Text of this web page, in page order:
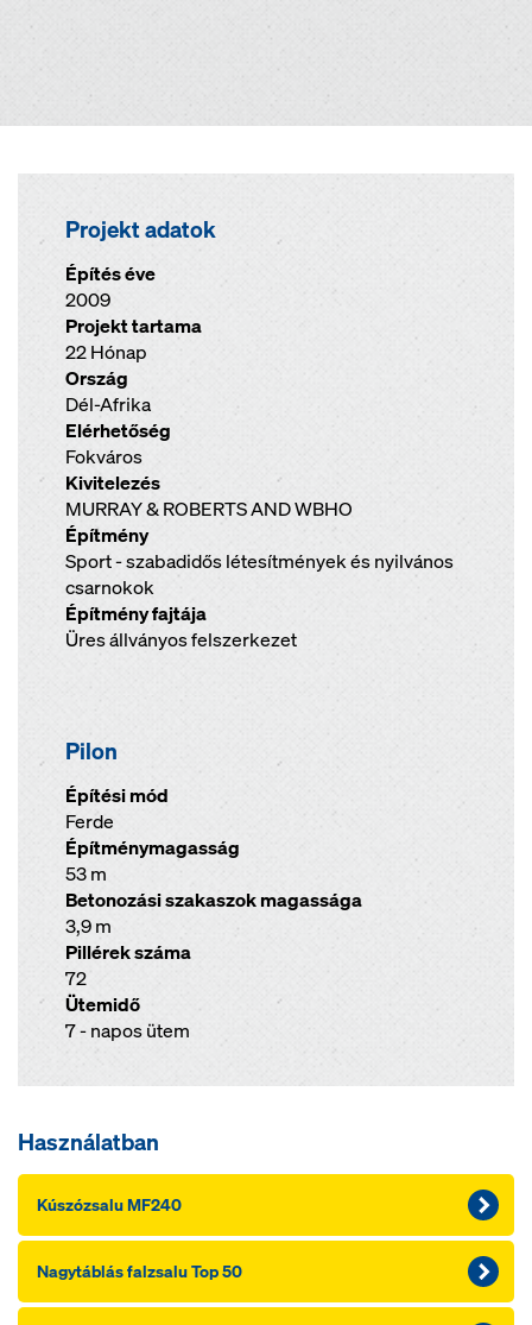
Projekt adatok
Építés éve
2009
Projekt tartama
22 Hónap
Ország
Dél-Afrika
Elérhetőség
Fokváros
Kivitelezés
MURRAY & ROBERTS AND WBHO
Építmény
Sport - szabadidős létesítmények és nyilvános
csarnokok
Építmény fajtája
Üres állványos felszerkezet
Pilon
Építési mód
Ferde
Építménymagasság
53 m
Betonozási szakaszok magassága
3,9 m
Pillérek száma
72
Ütemidő
7 - napos ütem
Használatban
Kúszózsalu MF240
Nagytáblás falzsalu Top 50